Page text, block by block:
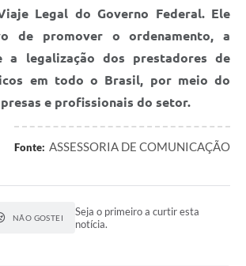
Legal do Governo Federal. Ele
de promover o ordenamento, a
a legalização dos prestadores de
em todo o Brasil, por meio do
e profissionais do setor.
Fonte: ASSESSORIA DE COMUNICAÇÃO
NÃO GOSTEI
Seja o primeiro a curtir esta
notícia.